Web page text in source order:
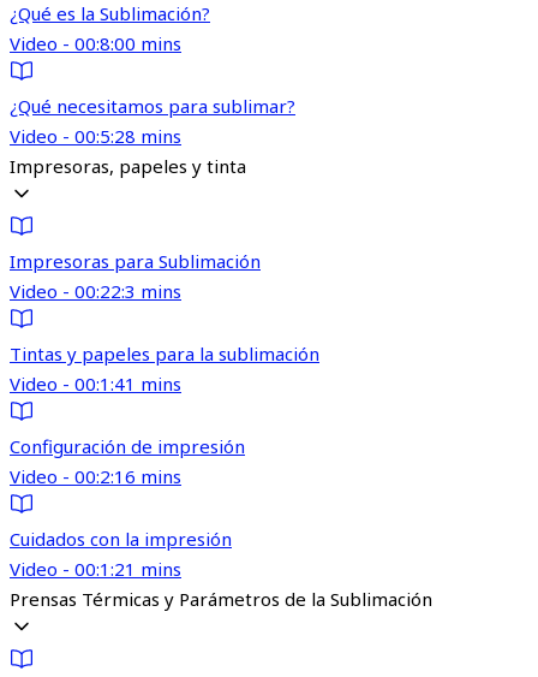
¿Qué es la Sublimación?
Video - 00:8:00 mins
¿Qué necesitamos para sublimar?
Video - 00:5:28 mins
Impresoras, papeles y tinta
Impresoras para Sublimación
Video - 00:22:3 mins
Tintas y papeles para la sublimación
Video - 00:1:41 mins
Configuración de impresión
Video - 00:2:16 mins
Cuidados con la impresión
Video - 00:1:21 mins
Prensas Térmicas y Parámetros de la Sublimación